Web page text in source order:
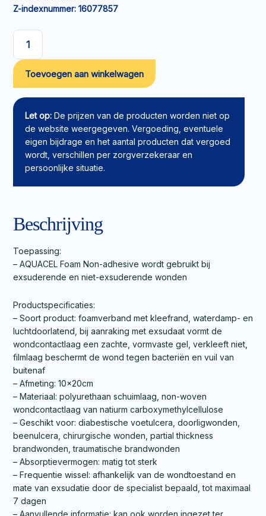
Z-indexnummer: 16077857
Foamverband
AQUACEL
Foam
Non-
Adhesive
10x20cm
aantal
Toevoegen aan winkelwagen
Let op: De prijzen van de producten worden niet op
de website weergegeven. Vergoeding, eventuele
eigen bijdrage en het aantal producten dat vergoed
wordt, verschillen per zorgverzekeraar en
persoonlijke situatie.
Beschrijving
Toepassing:
– AQUACEL Foam Non-adhesive wordt gebruikt bij
exsuderende en niet-exsuderende wonden
Productspecificaties:
– Soort product: foamverband met kleefrand, waterdamp- en
luchtdoorlatend, bij aanraking met exsudaat vormt de
wondcontactlaag een zachte, vormvaste gel, verkleeft niet,
filmlaag beschermt de wond tegen bacteriën en vuil van
buitenaf
– Afmeting: 10x20cm
– Materiaal: polyurethaan schuimlaag, non-woven
wondcontactlaag van natiurm carboxymethylcellulose
– Geschikt voor: diabestische voetulcera, doorligwonden,
beenulcera, chirurgische wonden, partial thickness
brandwonden, traumatische brandwonden
– Absorptievermogen: matig tot sterk
– Frequentie wissel: afhankelijk van de wondtoestand en
mate van exsudatie door de specialist bepaald, tot maximaal
7 dagen
– Aanvullende informatie: kan ook worden ingezet ter